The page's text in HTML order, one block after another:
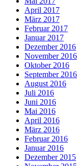
April 2017
März 2017
Februar 2017
Januar 2017
Dezember 2016
November 2016
Oktober 2016
September 2016
August 2016
Juli 2016
Juni 2016
Mai 2016
April 2016
März 2016
Februar 2016
Januar 2016
Dezember 2015